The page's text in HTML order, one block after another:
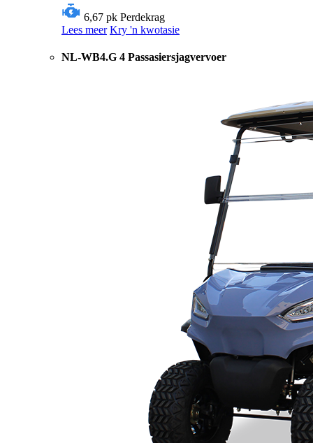
6,67 pk Perdekrag
Lees meer Kry 'n kwotasie
NL-WB4.G 4 Passasiersjagvervoer